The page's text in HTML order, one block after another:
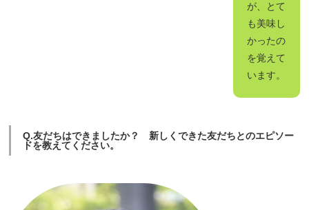
が、とて
も美味し
かったの
を覚えて
います。
Q.友だちはできましたか？ 新しくできた友だちとのエピソー
ドを教えてください。